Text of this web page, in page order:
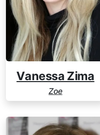
Vanessa Zima
Zoe